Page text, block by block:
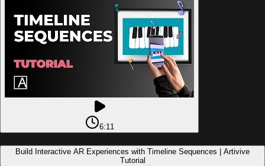
6:11
Build Interactive AR Experiences with Timeline Sequences | Artivive
Tutorial